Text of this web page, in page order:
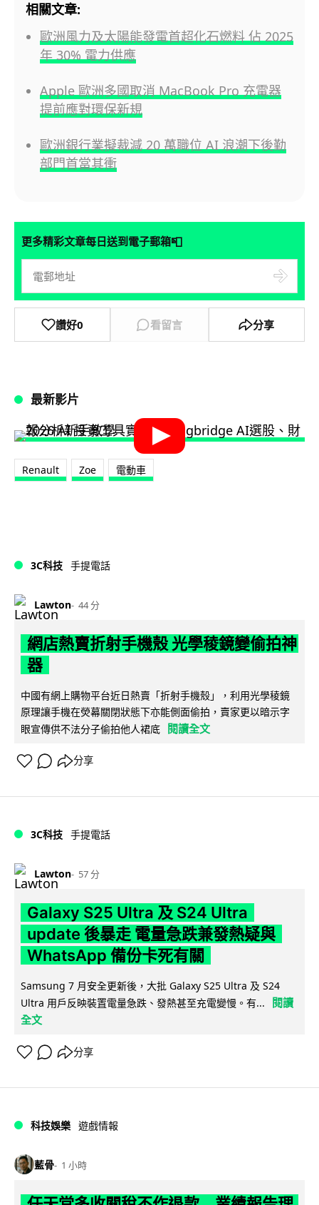
相關文章:
歐洲風力及太陽能發電首超化石燃料 佔 2025
年 30% 電力供應
Apple 歐洲多國取消 MacBook Pro 充電器
提前應對環保新規
歐洲銀行業擬裁減 20 萬職位 AI 浪潮下後勤
部門首當其衝
更多精彩文章每日送到電子郵箱📮
讚好0 看留言 分享
最新影片
Renault Zoe 電動車
3C科技 手提電話
Lawton 44 分
網店熱賣折射手機殼 光學稜鏡變偷拍神
器
中國有網上購物平台近日熱賣「折射手機殼」，利用光學稜鏡
原理讓手機在熒幕關閉狀態下亦能側面偷拍，賣家更以暗示字
眼宣傳供不法分子偷拍他人裙底
閱讀全文
分享
3C科技 手提電話
Lawton 57 分
Galaxy S25 Ultra 及 S24 Ultra
update 後暴走 電量急跌兼發熱疑與
WhatsApp 備份卡死有關
Samsung 7 月安全更新後，大批 Galaxy S25 Ultra 及 S24
Ultra 用戶反映裝置電量急跌、發熱甚至充電變慢。有...
閱讀
全文
分享
科技娛樂 遊戲情報
藍骨 1 小時